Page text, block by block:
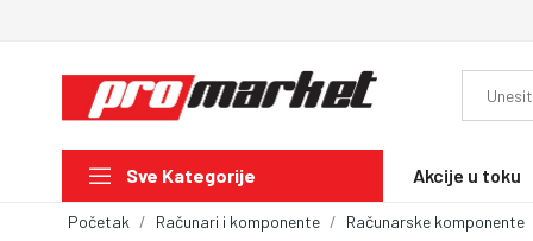
Sve Kategorije Akcije u toku
Početak Računari i komponente Računarske komponente